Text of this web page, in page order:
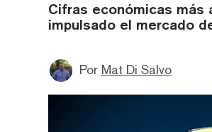
Cifras económicas más
impulsado el mercado
Por Mat Di Salvo